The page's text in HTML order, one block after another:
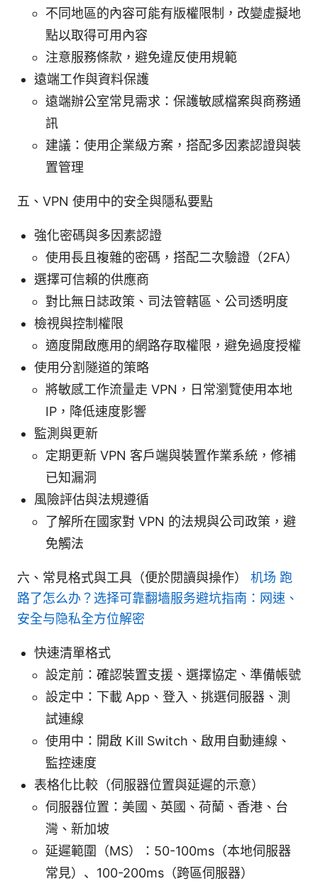
不同地區的內容可能有版權限制，改變虛擬地
點以取得可用內容
注意服務條款，避免違反使用規範
遠端工作與資料保護
遠端辦公室常見需求：保護敏感檔案與商務通
訊
建議：使用企業級方案，搭配多因素認證與裝
置管理
五、VPN 使用中的安全與隱私要點
強化密碼與多因素認證
使用長且複雜的密碼，搭配二次驗證（2FA）
選擇可信賴的供應商
對比無日誌政策、司法管轄區、公司透明度
檢視與控制權限
適度開啟應用的網路存取權限，避免過度授權
使用分割隧道的策略
將敏感工作流量走 VPN，日常瀏覽使用本地
IP，降低速度影響
監測與更新
定期更新 VPN 客戶端與裝置作業系統，修補
已知漏洞
風險評估與法規遵循
了解所在國家對 VPN 的法規與公司政策，避
免觸法
六、常見格式與工具（便於閱讀與操作） 机场 跑
路了怎么办？选择可靠翻墙服务避坑指南：网速、
安全与隐私全方位解密
快速清單格式
設定前：確認裝置支援、選擇協定、準備帳號
設定中：下載 App、登入、挑選伺服器、測
試連線
使用中：開啟 Kill Switch、啟用自動連線、
監控速度
表格化比較（伺服器位置與延遲的示意）
伺服器位置：美國、英國、荷蘭、香港、台
灣、新加坡
延遲範圍（MS）：50-100ms（本地伺服器
常見）、100-200ms（跨區伺服器）